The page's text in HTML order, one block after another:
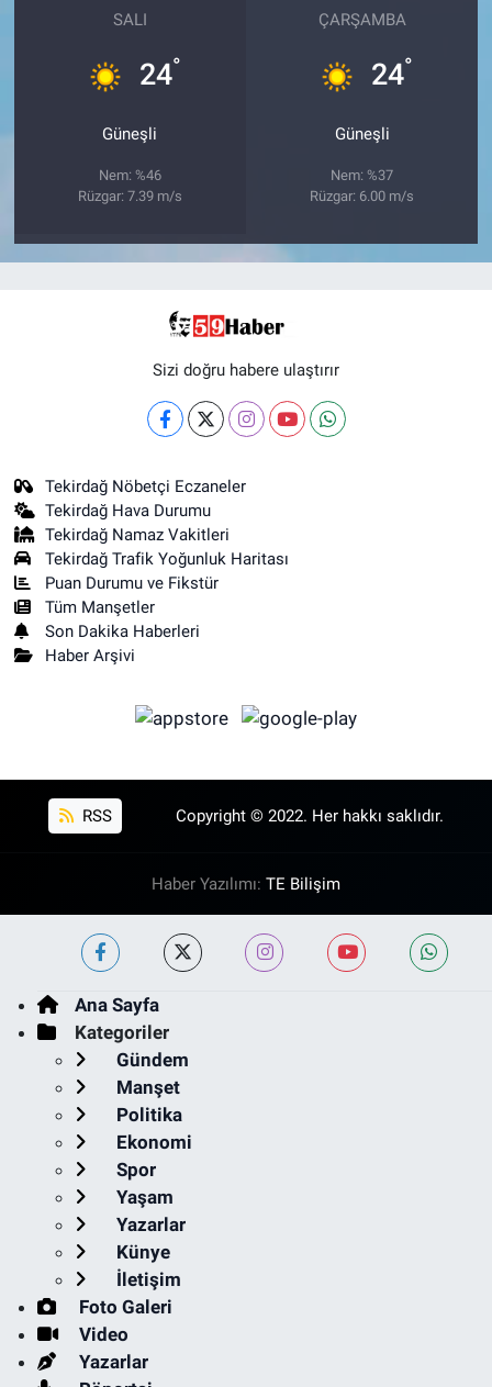
SALI
24°
Güneşli
Nem: %46
Rüzgar: 7.39 m/s
ÇARŞAMBA
24°
Güneşli
Nem: %37
Rüzgar: 6.00 m/s
Sizi doğru habere ulaştırır
Tekirdağ Nöbetçi Eczaneler
Tekirdağ Hava Durumu
Tekirdağ Namaz Vakitleri
Tekirdağ Trafik Yoğunluk Haritası
Puan Durumu ve Fikstür
Tüm Manşetler
Son Dakika Haberleri
Haber Arşivi
RSS Copyright © 2022. Her hakkı saklıdır.
Haber Yazılımı: TE Bilişim
Ana Sayfa
Kategoriler
Gündem
Manşet
Politika
Ekonomi
Spor
Yaşam
Yazarlar
Künye
İletişim
Foto Galeri
Video
Yazarlar